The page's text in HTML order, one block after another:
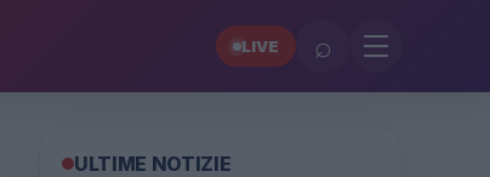
LIVE ⌕
ULTIME NOTIZIE